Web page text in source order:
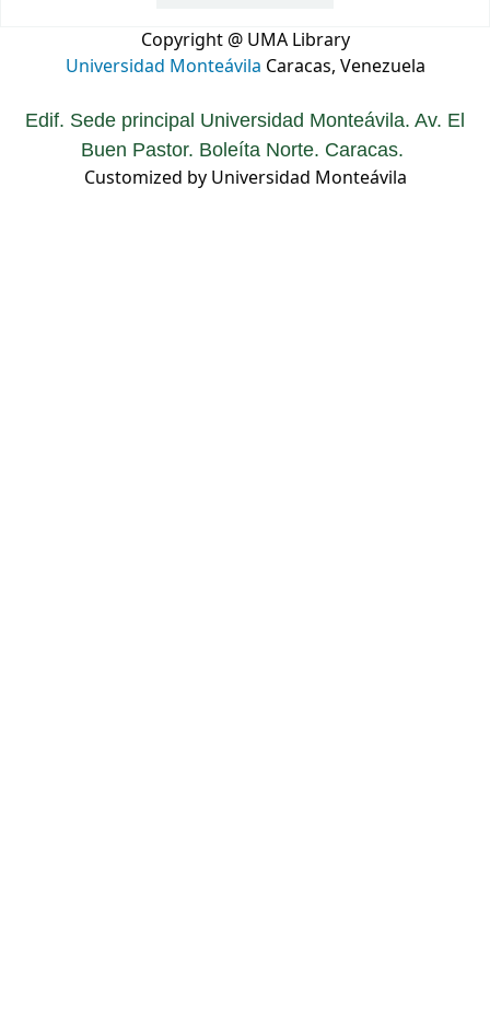
Copyright @ UMA Library
Universidad Monteávila Caracas, Venezuela
Edif. Sede principal Universidad Monteávila. Av. El
Buen Pastor. Boleíta Norte. Caracas.
Customized by Universidad Monteávila